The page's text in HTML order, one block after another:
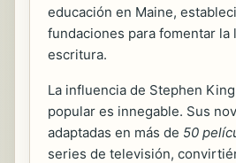
educación en Maine,
fundaciones para fomentar la
escritura.
La influencia de Stephen
popular es innegable. Sus
adaptadas en más de 50
series de televisión,